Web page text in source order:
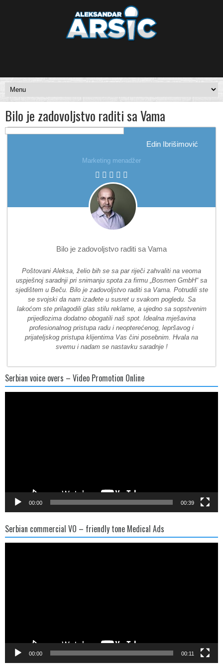
Bilo je zadovoljstvo raditi sa Vama
Edin Ibrišimović
Marketing menadžer
Bilo je zadovoljstvo raditi sa Vama
Poštovani Aleksa, želio bih se sa par riječi zahvaliti na veoma
uspješnoj saradnji pri snimanju spota za firmu „Bosmen GmbH“ sa
sjedištem u Beču. Bilo je zadovoljstvo raditi sa Vama. Potrudili ste
se svojski da nam izađete u susret u svakom pogledu. Sa
lakoćom ste prilagodili glas stilu reklame, a ujedno sa sopstvenim
prijedlozima dodatno obogatili naš spot. Idealna mješavina
profesionalnog pristupa radu i neopterećenog, lepršavog i
prijateljskog pristupa klijentima Vas čini posebnim. Hvala na
svemu i nadam se nastavku saradnje !
Serbian voice overs – Video Promotion Online
00:00 00:39
Serbian commercial VO – friendly tone Medical Ads
00:00 00:11